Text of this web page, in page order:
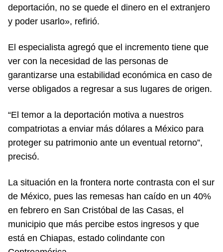
deportación, no se quede el dinero en el extranjero
y poder usarlo», refirió.
El especialista agregó que el incremento tiene que
ver con la necesidad de las personas de
garantizarse una estabilidad económica en caso de
verse obligados a regresar a sus lugares de origen.
“El temor a la deportación motiva a nuestros
compatriotas a enviar más dólares a México para
proteger su patrimonio ante un eventual retorno”,
precisó.
La situación en la frontera norte contrasta con el sur
de México, pues las remesas han caído en un 40%
en febrero en San Cristóbal de las Casas, el
municipio que más percibe estos ingresos y que
está en Chiapas, estado colindante con